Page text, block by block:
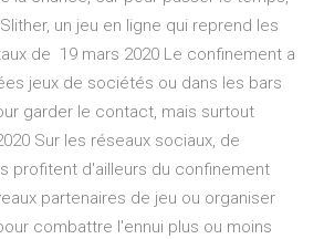
un jeu en ligne qui reprend les
de 19 mars 2020 Le confinement a
jeux de sociétés ou dans les bars
garder le contact, mais surtout
Sur les réseaux sociaux, de
profitent d'ailleurs du confinement
partenaires de jeu ou organiser
combattre l'ennui plus ou moins